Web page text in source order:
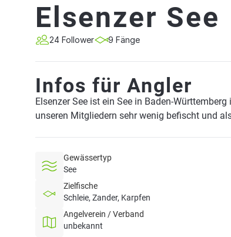
Elsenzer See
24 Follower 9 Fänge
Infos für Angler
Elsenzer See ist ein See in Baden-Württemberg
unseren Mitgliedern sehr wenig befischt und
Gewässertyp
See
Zielfische
Schleie, Zander, Karpfen
Angelverein / Verband
unbekannt